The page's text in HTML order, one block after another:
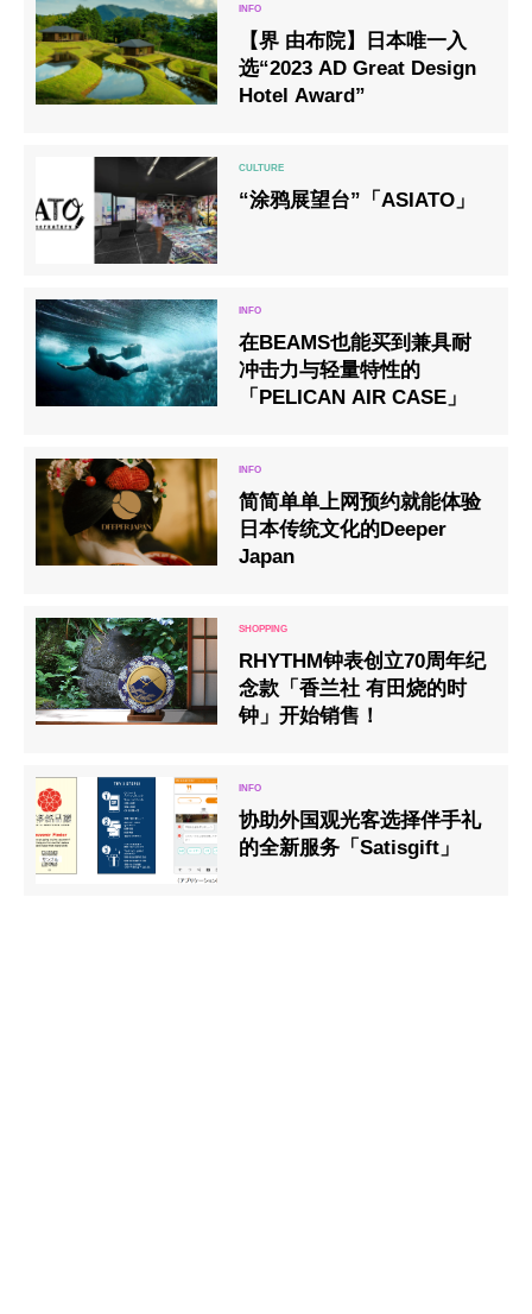
【界 由布院】日本唯一入
选“2023 AD Great Design
Hotel Award”
“涂鸦展望台”「ASIATO」
在BEAMS也能买到兼具耐
冲击力与轻量特性的
「PELICAN AIR CASE」
简简单单上网预约就能体验
日本传统文化的Deeper
Japan
RHYTHM钟表创立70周年纪
念款「香兰社 有田烧的时
钟」开始销售！
协助外国观光客选择伴手礼
的全新服务「Satisgift」